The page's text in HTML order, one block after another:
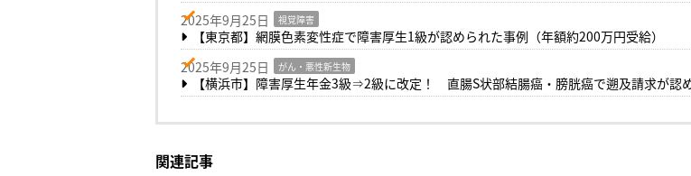
2025年9月25日
視覚障害
【東京都】網膜色素変性症で障害厚生1級が認められた事例（年額約200万円受給）
2025年9月25日
がん・悪性新生物
【横浜市】障害厚生年金3級⇒2級に改定！ 直腸S状部結腸癌・膀胱癌で遡及請求が認
関連記事